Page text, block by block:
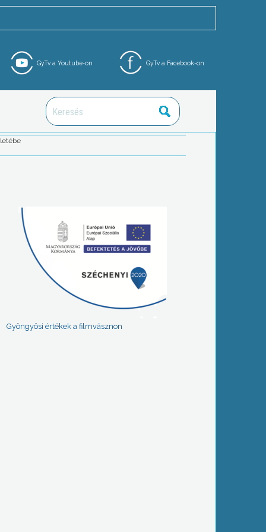
GyTv a Facebook-on
GyTv a Youtube-on
Gyöngyösi értékek a filmvásznon